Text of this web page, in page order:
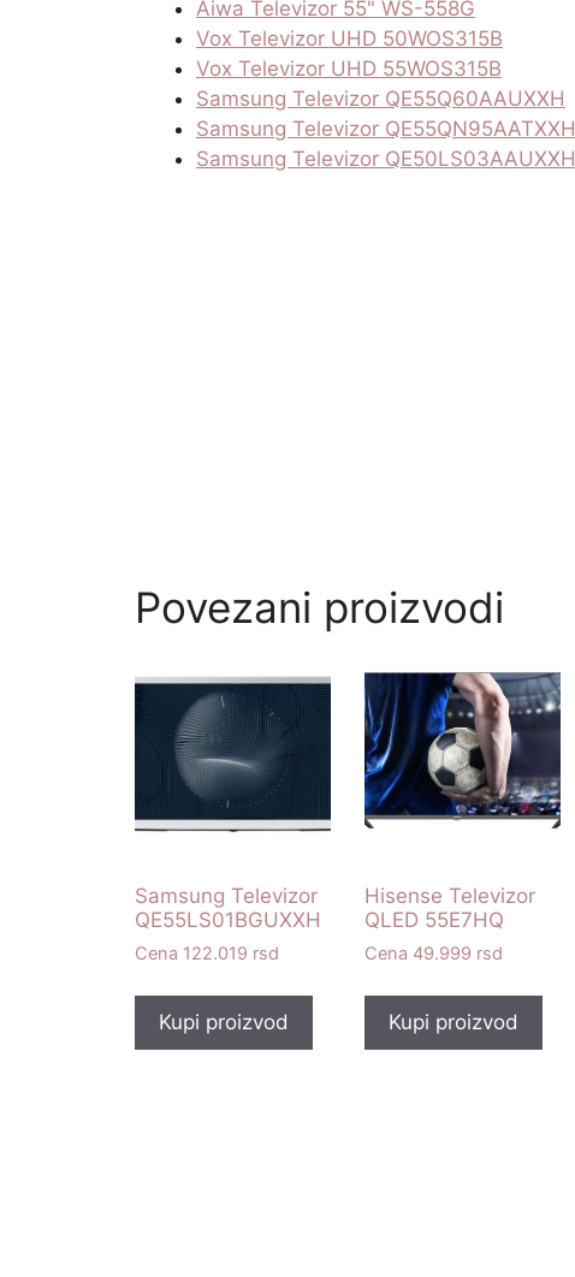
Aiwa Televizor 55" WS-558G
Vox Televizor UHD 50WOS315B
Vox Televizor UHD 55WOS315B
Samsung Televizor QE55Q60AAUXXH
Samsung Televizor QE55QN95AATXXH
Samsung Televizor QE50LS03AAUXXH
Povezani proizvodi
Samsung Televizor
QE55LS01BGUXXH
122.019 rsd
Kupi proizvod
Hisense Televizor
QLED 55E7HQ
49.999 rsd
Kupi proizvod